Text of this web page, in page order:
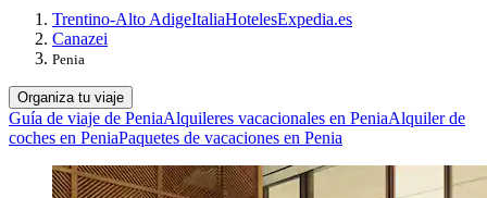
Trentino-Alto AdigeItaliaHotelesExpedia.es
Canazei
Penia
Organiza tu viaje
Guía de viaje de PeniaAlquileres vacacionales en PeniaAlquiler de
coches en PeniaPaquetes de vacaciones en Penia